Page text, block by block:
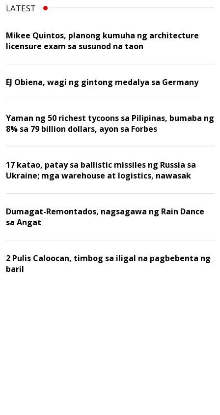
LATEST
Mikee Quintos, planong kumuha ng architecture
licensure exam sa susunod na taon
EJ Obiena, wagi ng gintong medalya sa Germany
Yaman ng 50 richest tycoons sa Pilipinas, bumaba ng
8% sa 79 billion dollars, ayon sa Forbes
17 katao, patay sa ballistic missiles ng Russia sa
Ukraine; mga warehouse at logistics, nawasak
Dumagat-Remontados, nagsagawa ng Rain Dance
sa Angat
2 Pulis Caloocan, timbog sa iligal na pagbebenta ng
baril